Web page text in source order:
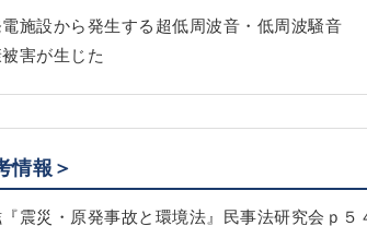
施設から発生する超低周波音・低周波騒音
害が生じた
情報＞
震災・原発事故と環境法』民事法研究会ｐ５